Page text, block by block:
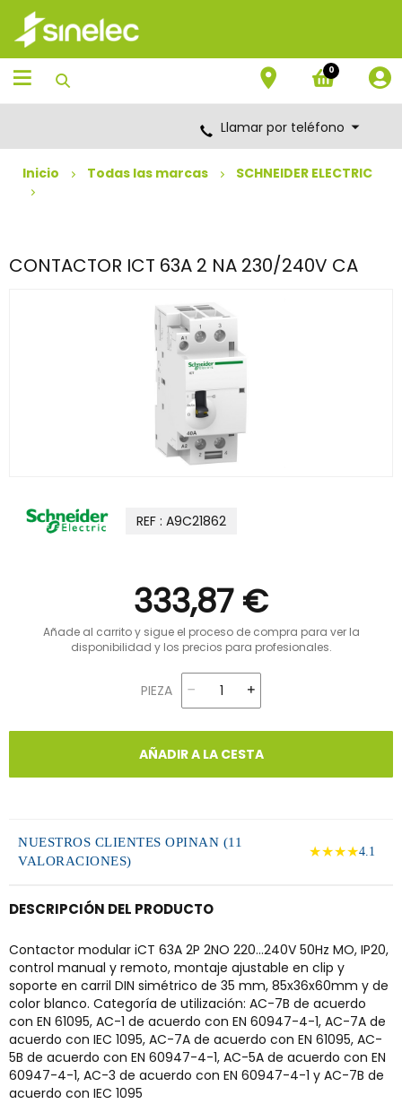
Saltar
contenido
Saltar
menú
de
navegación
0
Llamar por teléfono
Inicio Todas las marcas SCHNEIDER ELECTRIC
CONTACTOR ICT 63A 2 NA 230/240V CA
REF : A9C21862
333,87 €
Añade al carrito y sigue el proceso de compra para ver la
disponibilidad y los precios para profesionales.
PIEZA
AÑADIR A LA CESTA
NUESTROS CLIENTES OPINAN (11
VALORACIONES)
★★★★4.1
DESCRIPCIÓN DEL PRODUCTO
Contactor modular iCT 63A 2P 2NO 220...240V 50Hz MO, IP20,
control manual y remoto, montaje ajustable en clip y
soporte en carril DIN simétrico de 35 mm, 85x36x60mm y de
color blanco. Categoría de utilización: AC-7B de acuerdo
con EN 61095, AC-1 de acuerdo con EN 60947-4-1, AC-7A de
acuerdo con IEC 1095, AC-7A de acuerdo con EN 61095, AC-
5B de acuerdo con EN 60947-4-1, AC-5A de acuerdo con EN
60947-4-1, AC-3 de acuerdo con EN 60947-4-1 y AC-7B de
acuerdo con IEC 1095